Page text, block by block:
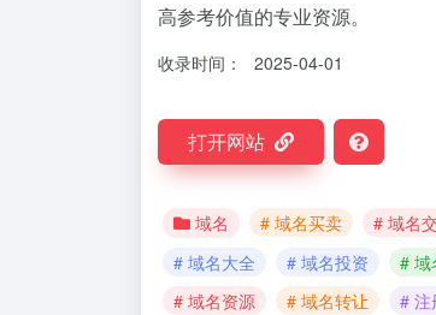
高参考价值的专业资源。
收录时间： 2025-04-01
打开网站
域名 # 域名买卖 # 域名
# 域名大全
# 域名投资 # 域
# 域名资源
# 域名转让 # 注